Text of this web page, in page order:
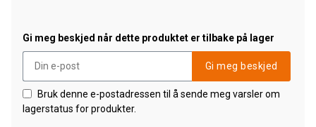
Gi meg beskjed når dette produktet er tilbake på lager
Gi meg beskjed
Bruk denne e-postadressen til å sende meg varsler om
lagerstatus for produkter.